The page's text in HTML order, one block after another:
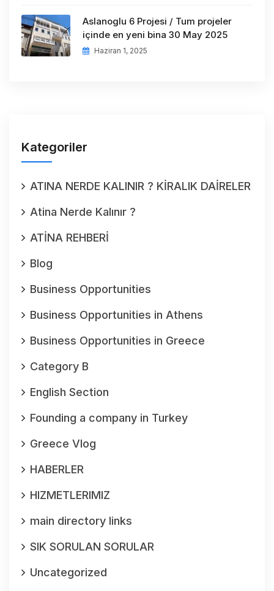
Aslanoglu 6 Projesi / Tum projeler
içinde en yeni bina 30 May 2025
Haziran 1, 2025
Kategoriler
ATINA NERDE KALINIR ? KİRALIK DAİRELER
Atina Nerde Kalınır ?
ATİNA REHBERİ
Blog
Business Opportunities
Business Opportunities in Athens
Business Opportunities in Greece
Category B
English Section
Founding a company in Turkey
Greece Vlog
HABERLER
HIZMETLERIMIZ
main directory links
SIK SORULAN SORULAR
Uncategorized